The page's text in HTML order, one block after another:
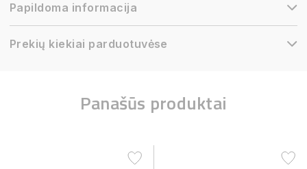
Papildoma informacija
Prekių kiekiai parduotuvėse
Panašūs produktai